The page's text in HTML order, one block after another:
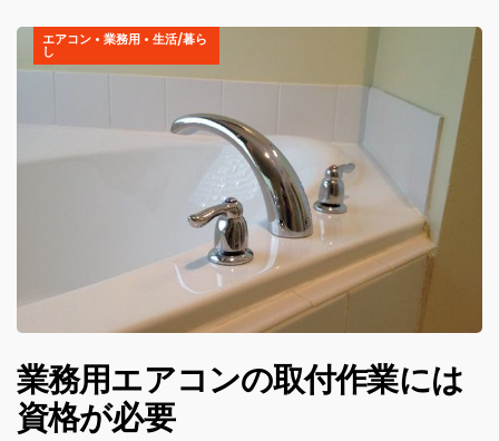
エアコン • 業務用 • 生活/暮ら
し
業務用エアコンの取付作業には
資格が必要